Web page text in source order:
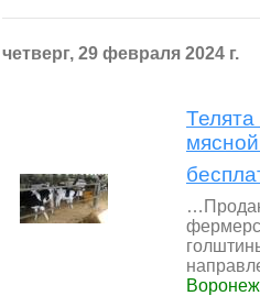
четверг, 29 февраля 2024 г.
Телята